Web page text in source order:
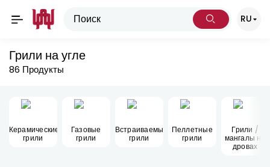
RU
Грили на угле
86 Продукты
Керамические
грили
Газовые
грили
Встраиваемые
грили
Пеллетные
грили
Грили /
мангалы на
дровах